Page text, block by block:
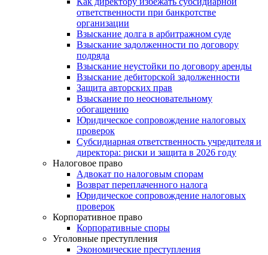
ответственности при банкротстве
организации
Взыскание долга в арбитражном суде
Взыскание задолженности по договору
подряда
Взыскание неустойки по договору аренды
Взыскание дебиторской задолженности
Защита авторских прав
Взыскание по неосновательному
обогащению
Юридическое сопровождение налоговых
проверок
Субсидиарная ответственность учредителя и
директора: риски и защита в 2026 году
Налоговое право
Адвокат по налоговым спорам
Возврат переплаченного налога
Юридическое сопровождение налоговых
проверок
Корпоративное право
Корпоративные споры
Уголовные преступления
Экономические преступления